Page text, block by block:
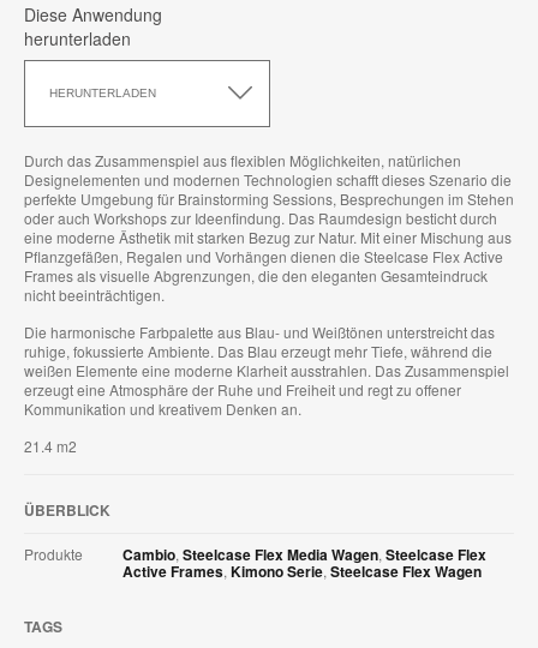
Diese Anwendung
herunterladen
HERUNTERLADEN
Anwendung
Durch das Zusammenspiel aus flexiblen Möglichkeiten, natürlichen
Designelementen und modernen Technologien schafft dieses Szenario die
perfekte Umgebung für Brainstorming Sessions, Besprechungen im Stehen
oder auch Workshops zur Ideenfindung. Das Raumdesign besticht durch
eine moderne Ästhetik mit starken Bezug zur Natur. Mit einer Mischung aus
Pflanzgefäßen, Regalen und Vorhängen dienen die Steelcase Flex Active
Frames als visuelle Abgrenzungen, die den eleganten Gesamteindruck
nicht beeinträchtigen.
Die harmonische Farbpalette aus Blau- und Weißtönen unterstreicht das
ruhige, fokussierte Ambiente. Das Blau erzeugt mehr Tiefe, während die
weißen Elemente eine moderne Klarheit ausstrahlen. Das Zusammenspiel
erzeugt eine Atmosphäre der Ruhe und Freiheit und regt zu offener
Kommunikation und kreativem Denken an. ​
21.4 m2
ÜBERBLICK
Produkte Cambio, Steelcase Flex Media Wagen, Steelcase Flex
Active Frames, Kimono Serie, Steelcase Flex Wagen
TAGS